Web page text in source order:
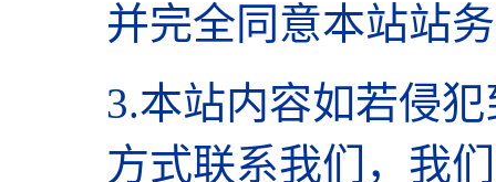
并完全同意本站站
3.本站内容如若侵
方式联系我们，我